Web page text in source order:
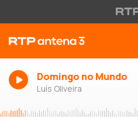
Domingo no Mundo
Luís Oliveira